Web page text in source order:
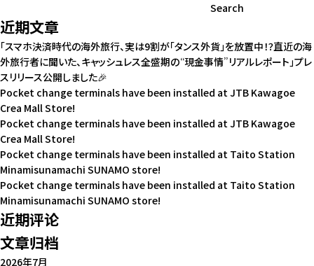
Search
近期文章
「スマホ決済時代の海外旅行、実は9割が「タンス外貨」を放置中！？直近の海
外旅行者に聞いた、キャッシュレス全盛期の“現金事情”リアルレポート」プレ
スリリース公開しました🎉
Pocket change terminals have been installed at JTB Kawagoe
Crea Mall Store!
Pocket change terminals have been installed at JTB Kawagoe
Crea Mall Store!
Pocket change terminals have been installed at Taito Station
Minamisunamachi SUNAMO store!
Pocket change terminals have been installed at Taito Station
Minamisunamachi SUNAMO store!
近期评论
文章归档
2026年7月